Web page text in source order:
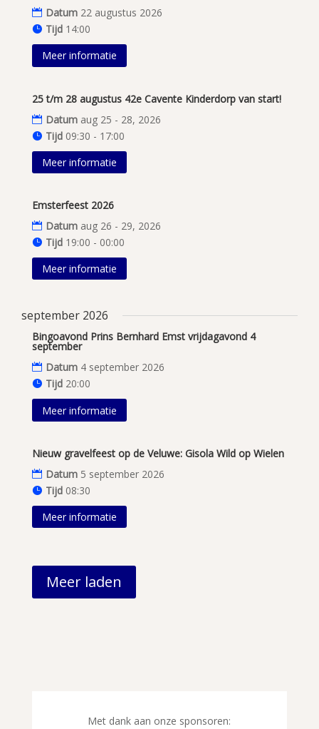
Datum 22 augustus 2026
Tijd 14:00
Meer informatie
25 t/m 28 augustus 42e Cavente Kinderdorp van start!
Datum aug 25 - 28, 2026
Tijd 09:30 - 17:00
Meer informatie
Emsterfeest 2026
Datum aug 26 - 29, 2026
Tijd 19:00 - 00:00
Meer informatie
september 2026
Bingoavond Prins Bernhard Emst vrijdagavond 4
september
Datum 4 september 2026
Tijd 20:00
Meer informatie
Nieuw gravelfeest op de Veluwe: Gisola Wild op Wielen
Datum 5 september 2026
Tijd 08:30
Meer informatie
Meer laden
Met dank aan onze sponsoren: